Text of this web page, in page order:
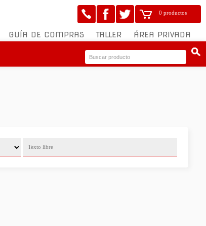
0 productos
GUÍA DE COMPRAS TALLER ÁREA PRIVADA